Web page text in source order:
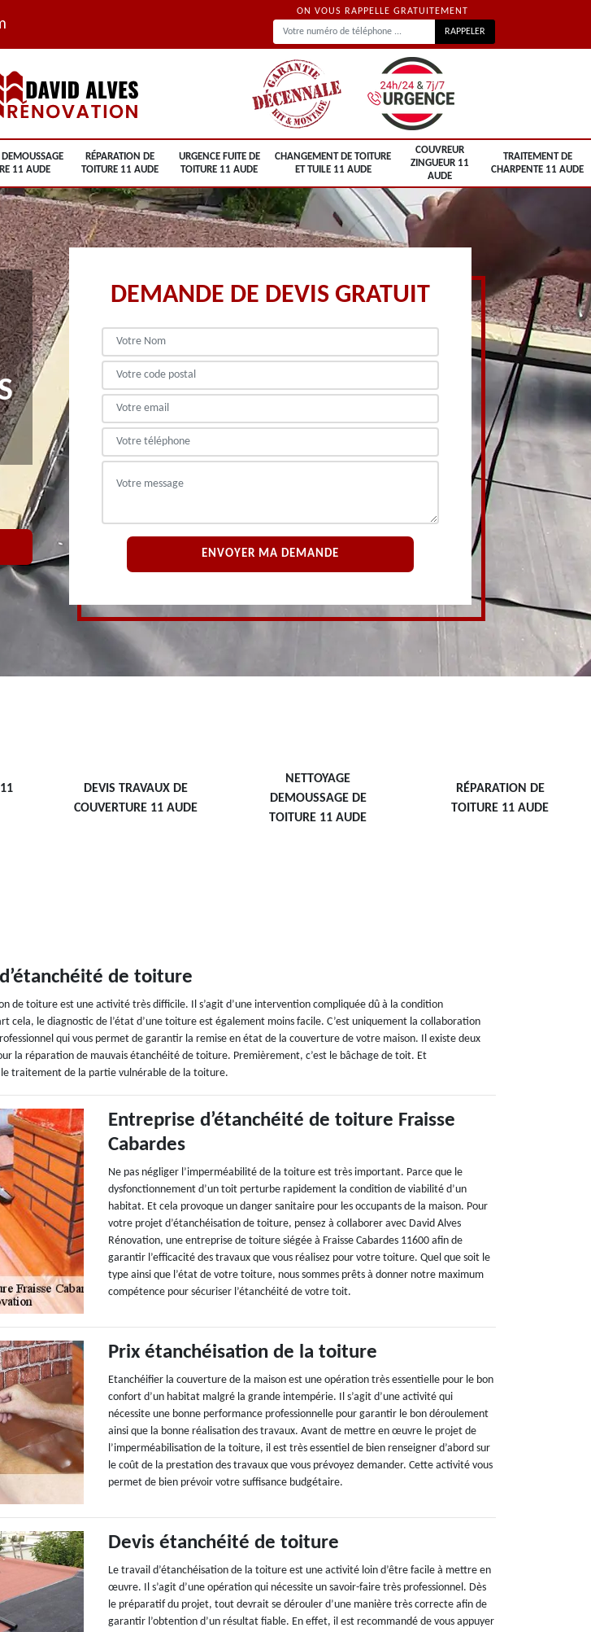
ON VOUS RAPPELLE GRATUITEMENT
DEMOUSSAGE
11 AUDE
RÉPARATION DE
TOITURE 11 AUDE
URGENCE FUITE DE
TOITURE 11 AUDE
CHANGEMENT DE TOITURE
ET TUILE 11 AUDE
COUVREUR
ZINGUEUR 11
AUDE
TRAITEMENT DE
CHARPENTE 11 AUDE
DEMANDE DE DEVIS GRATUIT
DEVIS TRAVAUX DE
COUVERTURE 11 AUDE
NETTOYAGE
DEMOUSSAGE DE
TOITURE 11 AUDE
RÉPARATION DE
TOITURE 11 AUDE
de toiture
de toiture est une activité très difficile. Il s’agit d’une intervention compliquée dû à la condition
cela, le diagnostic de l’état d’une toiture est également moins facile. C’est uniquement la collaboration
qui vous permet de garantir la remise en état de la couverture de votre maison. Il existe deux
la réparation de mauvais étanchéité de toiture. Premièrement, c’est le bâchage de toit. Et
le traitement de la partie vulnérable de la toiture.
Entreprise d’étanchéité de toiture Fraisse
Cabardes
Ne pas négliger l’imperméabilité de la toiture est très important. Parce que le
dysfonctionnement d’un toit perturbe rapidement la condition de viabilité d’un
habitat. Et cela provoque un danger sanitaire pour les occupants de la maison. Pour
votre projet d’étanchéisation de toiture, pensez à collaborer avec David Alves
Rénovation, une entreprise de toiture siégée à Fraisse Cabardes 11600 afin de
garantir l’efficacité des travaux que vous réalisez pour votre toiture. Quel que soit le
type ainsi que l’état de votre toiture, nous sommes prêts à donner notre maximum
compétence pour sécuriser l’étanchéité de votre toit.
Prix étanchéisation de la toiture
Etanchéifier la couverture de la maison est une opération très essentielle pour le bon
confort d’un habitat malgré la grande intempérie. Il s’agit d’une activité qui
nécessite une bonne performance professionnelle pour garantir le bon déroulement
ainsi que la bonne réalisation des travaux. Avant de mettre en œuvre le projet de
l’imperméabilisation de la toiture, il est très essentiel de bien renseigner d’abord sur
le coût de la prestation des travaux que vous prévoyez demander. Cette activité vous
permet de bien prévoir votre suffisance budgétaire.
Devis étanchéité de toiture
Le travail d’étanchéisation de la toiture est une activité loin d’être facile à mettre en
œuvre. Il s’agit d’une opération qui nécessite un savoir-faire très professionnel. Dès
le préparatif du projet, tout devrait se dérouler d’une manière très correcte afin de
garantir l’obtention d’un résultat fiable. En effet, il est recommandé de vous appuyer